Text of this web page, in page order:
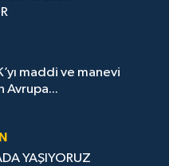
maddi ve manevi
Avrupa...
YAŞIYORUZ